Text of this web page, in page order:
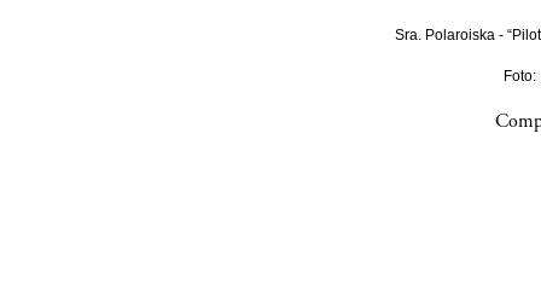
Sra. Polaroiska -